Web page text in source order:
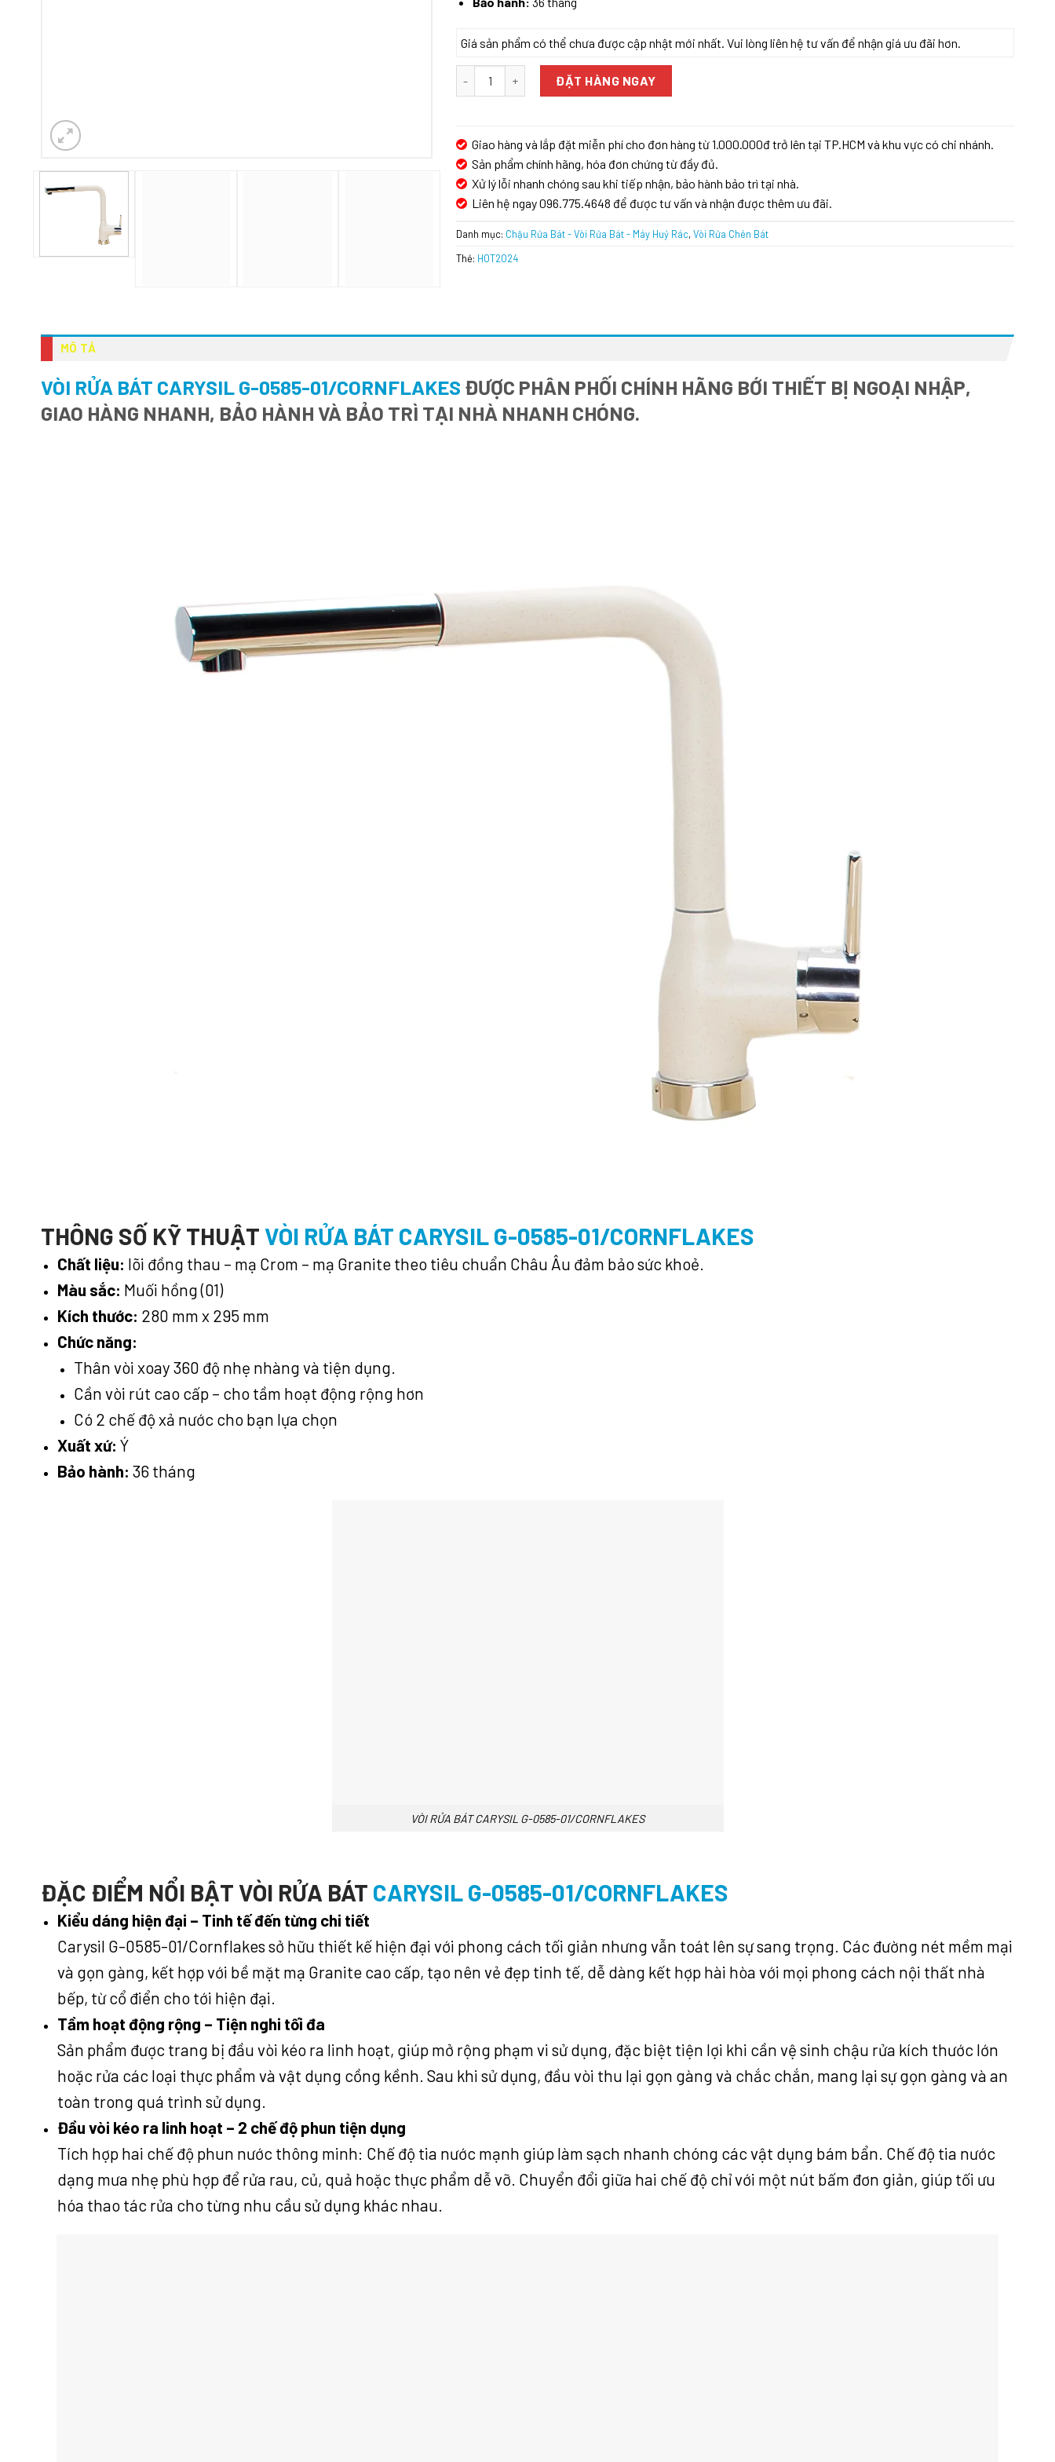
Giá sản phẩm có thể chưa được cập nhật mới nhất. Vui lòng liên hệ tư vấn để nhận giá ưu đãi hơn.
VÒI RỬA BÁT CARYSIL G-0585-01/CORNFLAKES số lượng
ĐẶT HÀNG NGAY
Giao hàng và lắp đặt miễn phí cho đơn hàng từ 1.000.000đ trở lên tại TP.HCM và khu vực có chi nhánh.
Sản phẩm chính hãng, hóa đơn chứng từ đầy đủ.
Xử lý lỗi nhanh chóng sau khi tiếp nhận, bảo hành bảo trì tại nhà.
Liên hệ ngay 096.775.4648 để được tư vấn và nhận được thêm ưu đãi.
Danh mục: Chậu Rửa Bát - Vòi Rửa Bát - Máy Huỷ Rác,Vòi Rửa Chén Bát
Thẻ: HOT2024
MÔ TẢ
VÒI RỬA BÁT CARYSIL G-0585-01/CORNFLAKES ĐƯỢC PHÂN PHỐI CHÍNH HÃNG BỚI THIẾT BỊ NGOẠI NHẬP,
GIAO HÀNG NHANH, BẢO HÀNH VÀ BẢO TRÌ TẠI NHÀ NHANH CHÓNG.
THÔNG SỐ KỸ THUẬT VÒI RỬA BÁT CARYSIL G-0585-01/CORNFLAKES
Chất liệu: lõi đồng thau – mạ Crom – mạ Granite theo tiêu chuẩn Châu Âu đảm bảo sức khoẻ.
Màu sắc: Muối hồng (01)
Kích thước: 280 mm x 295 mm
Chức năng:
Thân vòi xoay 360 độ nhẹ nhàng và tiện dụng.
Cần vòi rút cao cấp – cho tầm hoạt động rộng hơn
Có 2 chế độ xả nước cho bạn lựa chọn
Xuất xứ: Ý
Bảo hành: 36 tháng
VÒI RỬA BÁT CARYSIL G-0585-01/CORNFLAKES
ĐẶC ĐIỂM NỔI BẬT VÒI RỬA BÁT CARYSIL G-0585-01/CORNFLAKES
Kiểu dáng hiện đại – Tinh tế đến từng chi tiết
Carysil G-0585-01/Cornflakes sở hữu thiết kế hiện đại với phong cách tối giản nhưng vẫn toát lên sự sang trọng. Các đường nét mềm mại
và gọn gàng, kết hợp với bề mặt mạ Granite cao cấp, tạo nên vẻ đẹp tinh tế, dễ dàng kết hợp hài hòa với mọi phong cách nội thất nhà
bếp, từ cổ điển cho tới hiện đại.
Tầm hoạt động rộng – Tiện nghi tối đa
Sản phẩm được trang bị đầu vòi kéo ra linh hoạt, giúp mở rộng phạm vi sử dụng, đặc biệt tiện lợi khi cần vệ sinh chậu rửa kích thước lớn
hoặc rửa các loại thực phẩm và vật dụng cồng kềnh. Sau khi sử dụng, đầu vòi thu lại gọn gàng và chắc chắn, mang lại sự gọn gàng và an
toàn trong quá trình sử dụng.
Đầu vòi kéo ra linh hoạt – 2 chế độ phun tiện dụng
Tích hợp hai chế độ phun nước thông minh: Chế độ tia nước mạnh giúp làm sạch nhanh chóng các vật dụng bám bẩn. Chế độ tia nước
dạng mưa nhẹ phù hợp để rửa rau, củ, quả hoặc thực phẩm dễ vỡ. Chuyển đổi giữa hai chế độ chỉ với một nút bấm đơn giản, giúp tối ưu
hóa thao tác rửa cho từng nhu cầu sử dụng khác nhau.